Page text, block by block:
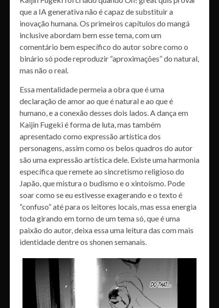
que a IA generativa não é capaz de substituir a
inovação humana. Os primeiros capítulos do mangá
inclusive abordam bem esse tema, com um
comentário bem específico do autor sobre como o
binário só pode reproduzir “aproximações” do natural,
mas não o real.
Essa mentalidade permeia a obra que é uma
declaração de amor ao que é natural e ao que é
humano, e a conexão desses dois lados. A dança em
Kaijin Fugeki é forma de luta, mas também
apresentado como expressão artística dos
personagens, assim como os belos quadros do autor
são uma expressão artística dele. Existe uma harmonia
específica que remete ao sincretismo religioso do
Japão, que mistura o budismo e o xintoísmo. Pode
soar como se eu estivesse exagerando e o texto é
“confuso” até para os leitores locais, mas essa energia
toda girando em torno de um tema só, que é uma
paixão do autor, deixa essa uma leitura das com mais
identidade dentre os shonen semanais.